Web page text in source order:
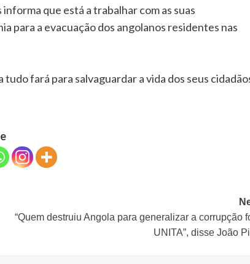
que está a trabalhar com as suas
para a evacuação dos angolanos residentes nas
fará para salvaguardar a vida dos seus
“Quem destruiu Angola para generalizar a corrupção
UNITA”, disse João